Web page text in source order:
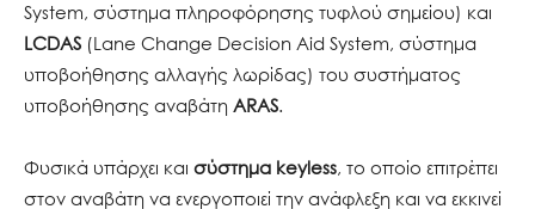
System, σύστημα πληροφόρησης τυφλού σημείου) και
LCDAS (Lane Change Decision Aid System, σύστημα
υποβοήθησης αλλαγής λωρίδας) του συστήματος
υποβοήθησης αναβάτη ARAS.
Φυσικά υπάρχει και σύστημα keyless, το οποίο επιτρέπει
στον αναβάτη να ενεργοποιεί την ανάφλεξη και να εκκινεί